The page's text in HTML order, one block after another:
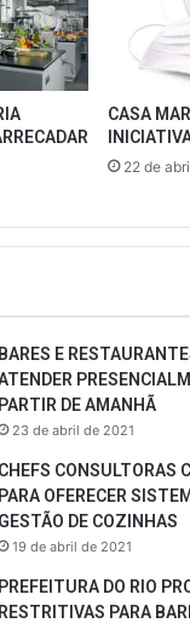
CASA
22 de
BARES E
PARTIR DE AMANHÃ
23 de abril de 2021
CHEFS CONSULTORAS
PARA OFERECER
GESTÃO DE COZINHAS
19 de abril de 2021
PREFEITURA DO RIO
RESTRITIVAS PARA